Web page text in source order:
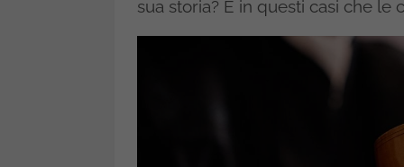
sua storia? È in questi casi che le